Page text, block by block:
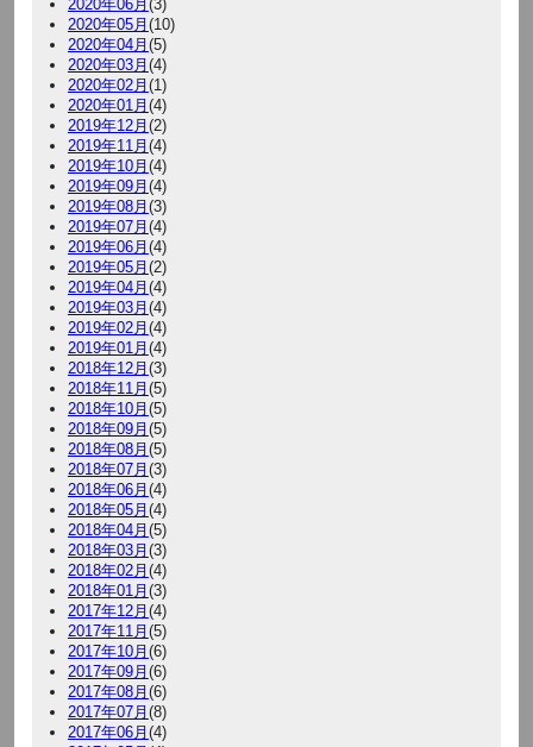
2020年06月(3)
2020年05月(10)
2020年04月(5)
2020年03月(4)
2020年02月(1)
2020年01月(4)
2019年12月(2)
2019年11月(4)
2019年10月(4)
2019年09月(4)
2019年08月(3)
2019年07月(4)
2019年06月(4)
2019年05月(2)
2019年04月(4)
2019年03月(4)
2019年02月(4)
2019年01月(4)
2018年12月(3)
2018年11月(5)
2018年10月(5)
2018年09月(5)
2018年08月(5)
2018年07月(3)
2018年06月(4)
2018年05月(4)
2018年04月(5)
2018年03月(3)
2018年02月(4)
2018年01月(3)
2017年12月(4)
2017年11月(5)
2017年10月(6)
2017年09月(6)
2017年08月(6)
2017年07月(8)
2017年06月(4)